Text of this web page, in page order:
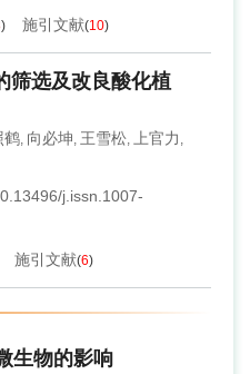
) 施引文献(10)
筛选及改良酸化植
鹤, 向必坤, 王雪松, 上官力 ,
j.issn.1007-
施引文献(6)
生物的影响